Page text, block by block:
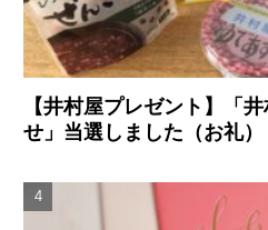
【井村屋プレゼント】「
せ」当選しました（お礼）